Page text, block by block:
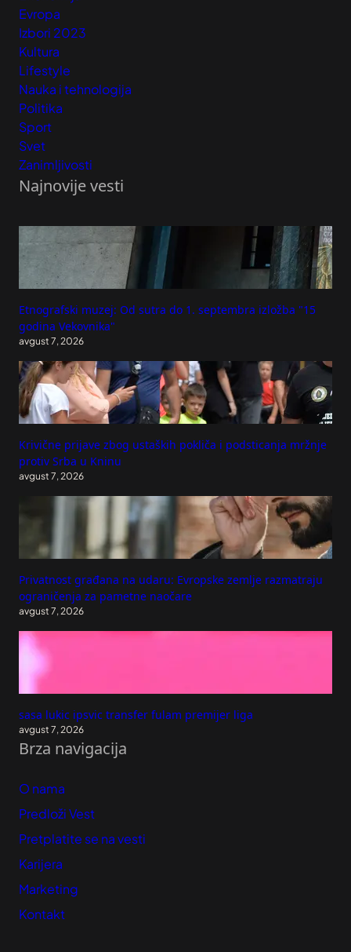
Evropa
Izbori 2023
Kultura
Lifestyle
Nauka i tehnologija
Politika
Sport
Svet
Zanimljivosti
Najnovije vesti
Etnografski muzej: Od sutra do 1. septembra izložba "15
godina Vekovnika"
avgust 7, 2026
Krivične prijave zbog ustaških pokliča i podsticanja mržnje
protiv Srba u Kninu
avgust 7, 2026
Privatnost građana na udaru: Evropske zemlje razmatraju
ograničenja za pametne naočare
avgust 7, 2026
sasa lukic ipsvic transfer fulam premijer liga
avgust 7, 2026
Brza navigacija
O nama
Predloži Vest
Pretplatite se na vesti
Karijera
Marketing
Kontakt